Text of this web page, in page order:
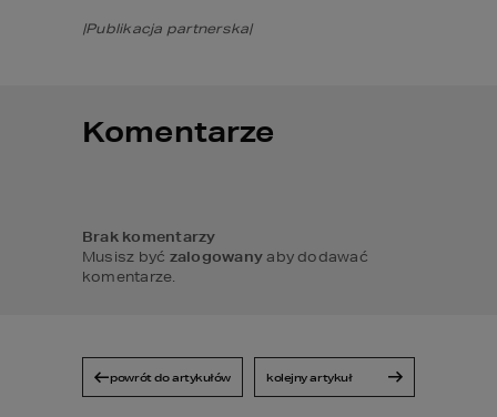
|Publikacja partnerska|
Komentarze
Brak komentarzy
Musisz być zalogowanyaby dodawać
komentarze.
powrót do artykułów kolejny artykuł